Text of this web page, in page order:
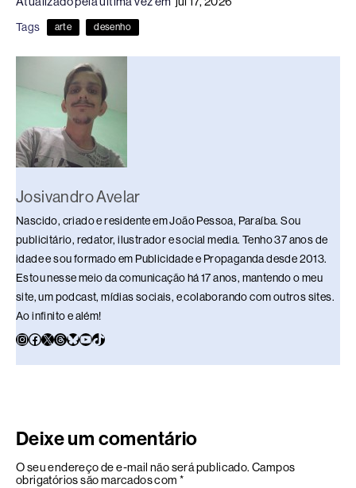
e
b
o
o
a
d
s
e
n
sk s
p n
Tags arte desenho
Josivandro Avelar
Nascido, criado e residente em João Pessoa, Paraíba. Sou
publicitário, redator, ilustrador e social media. Tenho 37 anos de
idade e sou formado em Publicidade e Propaganda desde 2013.
Estou nesse meio da comunicação há 17 anos, mantendo o meu
site, um podcast, mídias sociais, e colaborando com outros sites.
Ao infinito e além!
Deixe um comentário
O seu endereço de e-mail não será publicado. Campos
obrigatórios são marcados com *